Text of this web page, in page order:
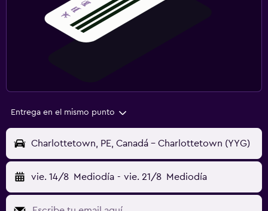
Entrega en el mismo punto
Charlottetown, PE, Canadá - Charlottetown (YYG)
vie. 14/8 Mediodía - vie. 21/8 Mediodía